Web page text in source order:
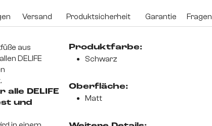
Versand Produktsicherheit Garantie Fragen
aus
DELIFE
DELIFE
und
Produktfarbe:
Schwarz
Oberfläche:
Matt